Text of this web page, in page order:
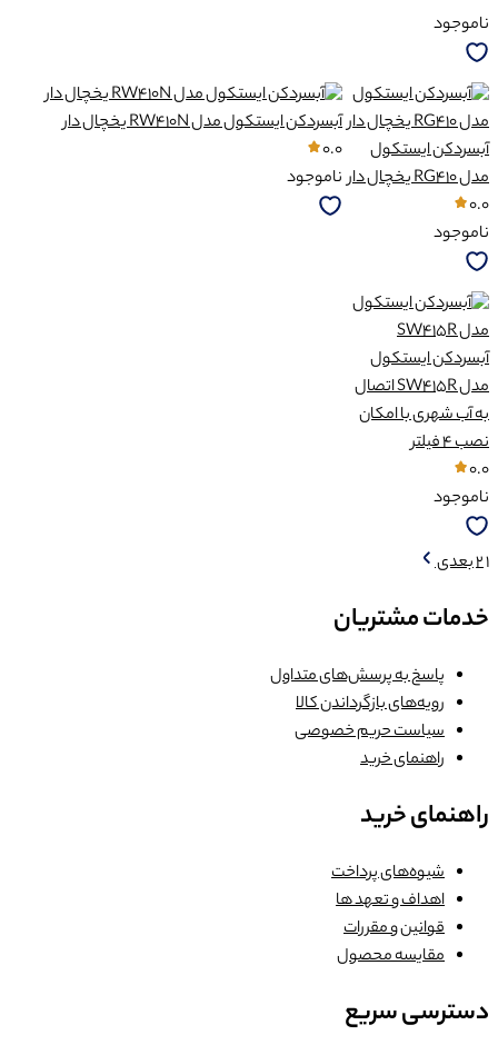
ناموجود
آبسردکن ایستکول
مدل RG410 یخچال دار
0.0
ناموجود
آبسردکن ایستکول مدل RW410N یخچال دار
0.0
ناموجود
آبسردکن ایستکول
مدل SW415R اتصال
به آب شهری با امکان
نصب ۴ فیلتر
0.0
ناموجود
1
2بعدی
خدمات مشتریان
پاسخ به پرسش‌های متداول
رویه‌های بازگرداندن کالا
سیاست حریم خصوصی
راهنمای خرید
راهنمای خرید
شیوه‌های پرداخت
اهداف و تعهد ها
قوانین و مقررات
مقایسه محصول
دسترسی سریع